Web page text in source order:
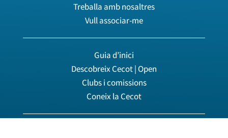
Treballa amb nosaltres
Vull associar-me
Guia d’inici
Descobreix Cecot | Open
Clubs i comissions
Coneix la Cecot